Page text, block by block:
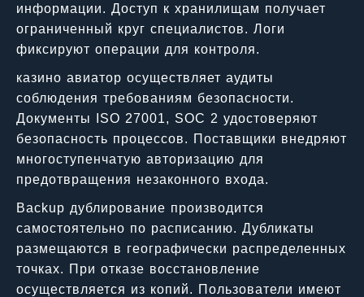
информации. Доступ к хранилищам получает
ограниченный круг специалистов. Логи
фиксируют операции для контроля.
казино авиатор осуществляет аудиты
соблюдения требованиям безопасности.
Документы ISO 27001, SOC 2 удостоверяют
безопасность процессов. Поставщики внедряют
многоступенчатую авторизацию для
предотвращения незаконного входа.
Backup дублирование производится
самостоятельно по расписанию. Дубликаты
размещаются в географически распределенных
точках. При отказе восстановление
осуществляется из копий. Пользователи имеют